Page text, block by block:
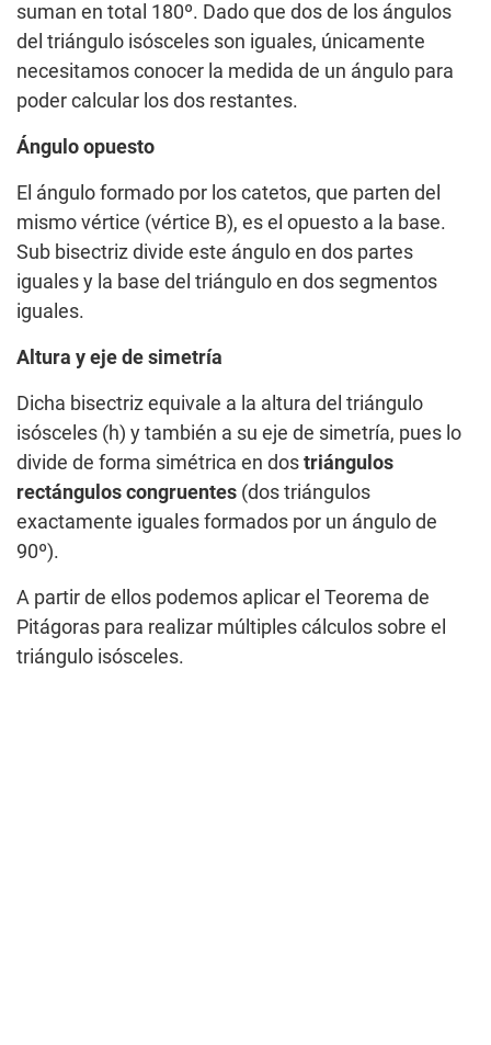
suman en total 180º. Dado que dos de los ángulos
del triángulo isósceles son iguales, únicamente
necesitamos conocer la medida de un ángulo para
poder calcular los dos restantes.
Ángulo opuesto
El ángulo formado por los catetos, que parten del
mismo vértice (vértice B), es el opuesto a la base.
Sub bisectriz divide este ángulo en dos partes
iguales y la base del triángulo en dos segmentos
iguales.
Altura y eje de simetría
Dicha bisectriz equivale a la altura del triángulo
isósceles (h) y también a su eje de simetría, pues lo
divide de forma simétrica en dos triángulos
rectángulos congruentes (dos triángulos
exactamente iguales formados por un ángulo de
90º).
A partir de ellos podemos aplicar el Teorema de
Pitágoras para realizar múltiples cálculos sobre el
triángulo isósceles.